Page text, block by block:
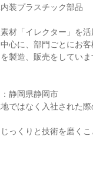
装プラスチック部品
材「イレクター」を活
心に、部門ごとにお客
製造、販売をしていま
静岡県静岡市
ではなく入社された
っくりと技術を磨くこ